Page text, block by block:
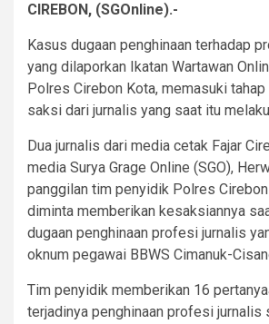
CIREBON, (SGOnline).-
Kasus dugaan penghinaan terhadap
yang dilaporkan Ikatan Wartawan
Polres Cirebon Kota, memasuki
saksi dari jurnalis yang saat itu
Dua jurnalis dari media cetak Fajar
media Surya Grage Online (SGO),
panggilan tim penyidik Polres Cirebon
diminta memberikan kesaksiannya
dugaan penghinaan profesi jurnalis
oknum pegawai BBWS Cimanuk-
Tim penyidik memberikan 16
terjadinya penghinaan profesi jurnalis